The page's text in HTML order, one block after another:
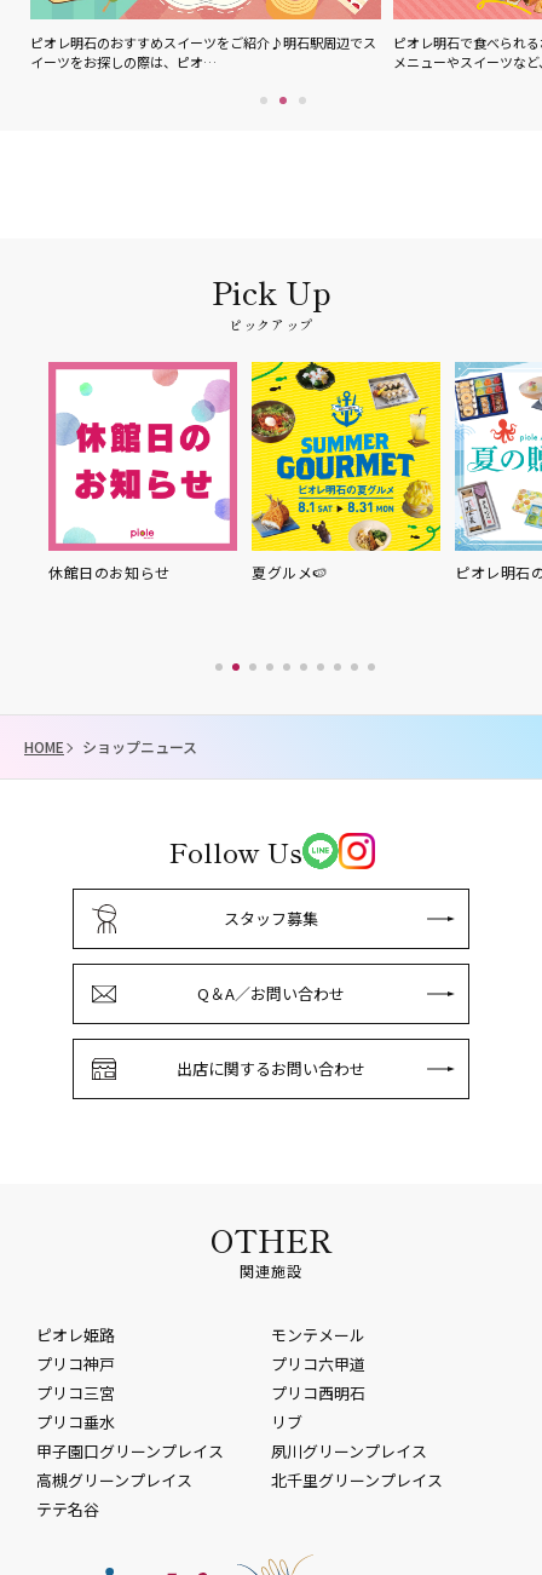
ピオレ明石のおすすめスイーツをご紹介♪明石駅周辺でス
イーツをお探しの際は、ピオ…
ピオレ明石で食べられ
メニューやスイーツな
ピックアップ
休館日のお知らせ 夏グルメ🍉 ピオレ明石
HOME ショップニュース
Follow Us
スタッフ募集
Q＆A／お問い合わせ
出店に関するお問い合わせ
OTHER
関連施設
ピオレ姫路
モンテメール
プリコ神戸
プリコ六甲道
プリコ三宮
プリコ西明石
プリコ垂水
リブ
甲子園口グリーンプレイス
夙川グリーンプレイス
高槻グリーンプレイス
北千里グリーンプレイス
テテ名谷